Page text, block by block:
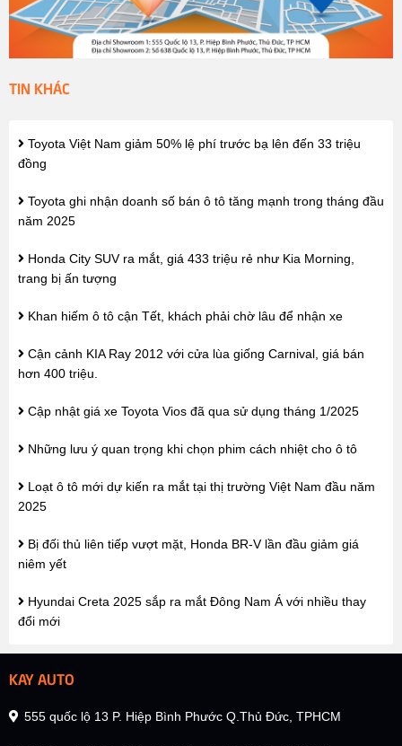
TIN KHÁC
Toyota Việt Nam giảm 50% lệ phí trước bạ lên đến 33 triệu
đồng
Toyota ghi nhận doanh số bán ô tô tăng mạnh trong tháng đầu
năm 2025
Honda City SUV ra mắt, giá 433 triệu rẻ như Kia Morning,
trang bị ấn tượng
Khan hiếm ô tô cận Tết, khách phải chờ lâu để nhận xe
Cận cảnh KIA Ray 2012 với cửa lùa giống Carnival, giá bán
hơn 400 triệu.
Cập nhật giá xe Toyota Vios đã qua sử dụng tháng 1/2025
Những lưu ý quan trọng khi chọn phim cách nhiệt cho ô tô
Loạt ô tô mới dự kiến ra mắt tại thị trường Việt Nam đầu năm
2025
Bị đối thủ liên tiếp vượt mặt, Honda BR-V lần đầu giảm giá
niêm yết
Hyundai Creta 2025 sắp ra mắt Đông Nam Á với nhiều thay
đổi mới
KAY AUTO
555 quốc lộ 13 P. Hiệp Bình Phước Q.Thủ Đức, TPHCM